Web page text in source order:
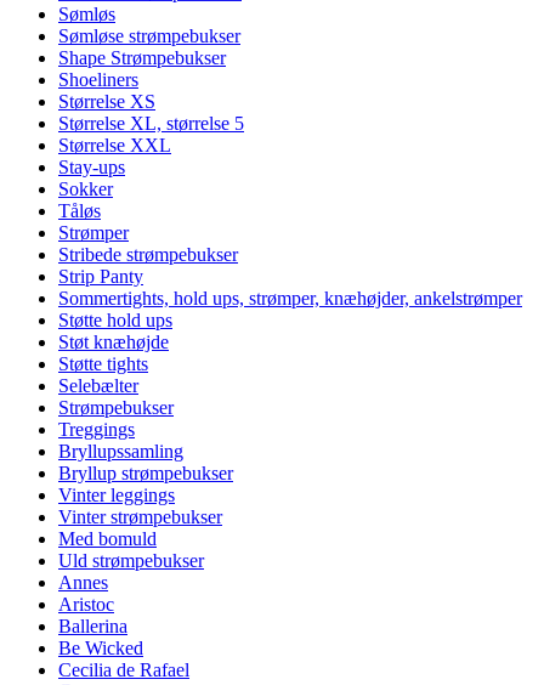
Sømløs
Sømløse strømpebukser
Shape Strømpebukser
Shoeliners
Størrelse XS
Størrelse XL, størrelse 5
Størrelse XXL
Stay-ups
Sokker
Tåløs
Strømper
Stribede strømpebukser
Strip Panty
Sommertights, hold ups, strømper, knæhøjder, ankelstrømper
Støtte hold ups
Støt knæhøjde
Støtte tights
Selebælter
Strømpebukser
Treggings
Bryllupssamling
Bryllup strømpebukser
Vinter leggings
Vinter strømpebukser
Med bomuld
Uld strømpebukser
Annes
Aristoc
Ballerina
Be Wicked
Cecilia de Rafael